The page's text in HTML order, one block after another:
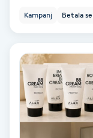
Gellack
Gravidmassage
Gravidyoga
Kampanj Betala